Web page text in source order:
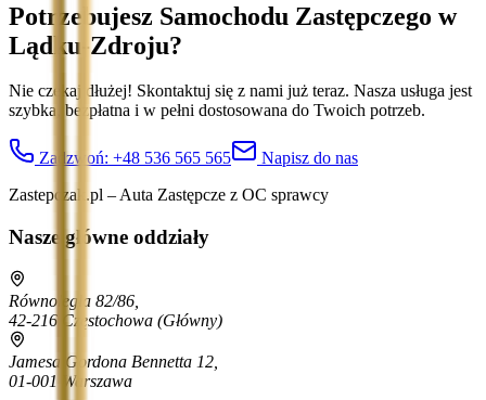
Potrzebujesz Samochodu Zastępczego w
Lądku-Zdroju?
Nie czekaj dłużej! Skontaktuj się z nami już teraz. Nasza usługa jest
szybka, bezpłatna i w pełni dostosowana do Twoich potrzeb.
Zadzwoń: +48 536 565 565
Napisz do nas
Zastepczak.pl – Auta Zastępcze z OC sprawcy
Nasze główne oddziały
Równoległa 82/86,
42-216 Częstochowa (Główny)
Jamesa Gordona Bennetta 12,
01-001 Warszawa